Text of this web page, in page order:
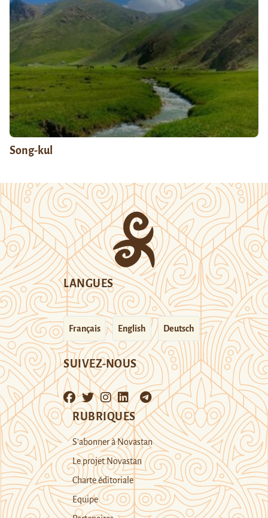
Song-kul
LANGUES
Français English Deutsch
SUIVEZ-NOUS
RUBRIQUES
S’abonner à Novastan
Le projet Novastan
Charte éditoriale
Equipe